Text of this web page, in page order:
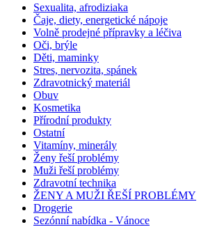
Sexualita, afrodiziaka
Čaje, diety, energetické nápoje
Volně prodejné přípravky a léčiva
Oči, brýle
Děti, maminky
Stres, nervozita, spánek
Zdravotnický materiál
Obuv
Kosmetika
Přírodní produkty
Ostatní
Vitamíny, minerály
Ženy řeší problémy
Muži řeší problémy
Zdravotní technika
ŽENY A MUŽI ŘEŠÍ PROBLÉMY
Drogerie
Sezónní nabídka - Vánoce